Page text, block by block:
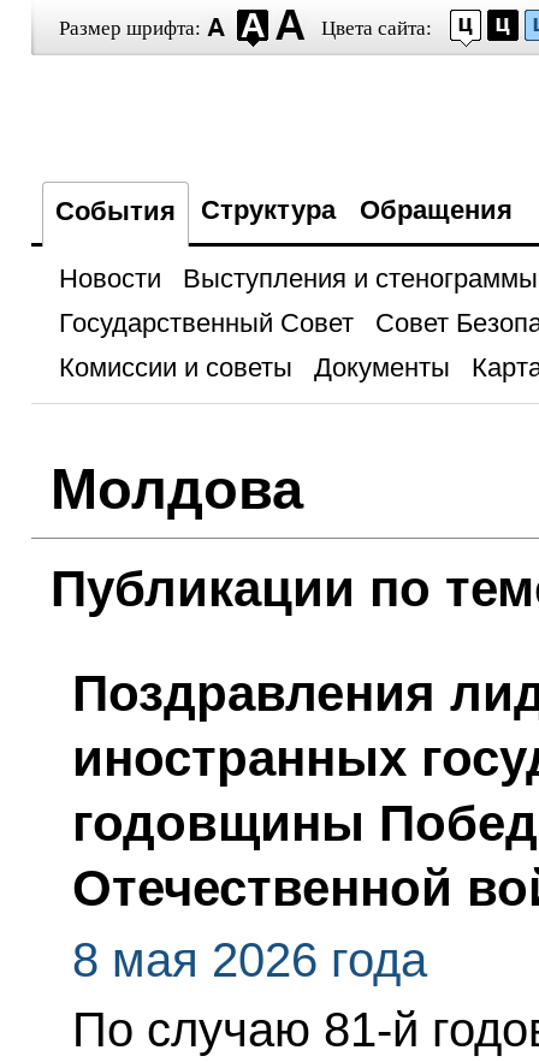
Размер шрифта: Цвета сайта:
События Структура Обращения
Новости
Выступления и стенограммы
Государственный Совет
Совет
Комиссии и советы
Документы
Молдова
Публикации по
Поздравления
иностранных
годовщины
Отечественной
8 мая 2026 года
По случаю 81-й